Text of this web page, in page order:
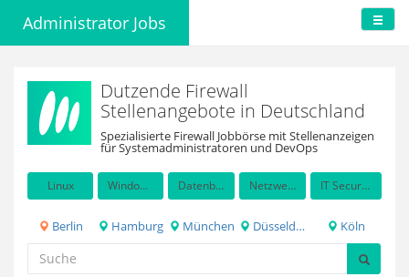
Administrator Jobs
Dutzende Firewall
Stellenangebote in Deutschland
Spezialisierte Firewall Jobbörse mit Stellenanzeigen
für Systemadministratoren und DevOps
Linux Windows Server Datenbanken Netzwerkadministration IT Security / Auditing
Berlin Hamburg München Düsseldorf Köln